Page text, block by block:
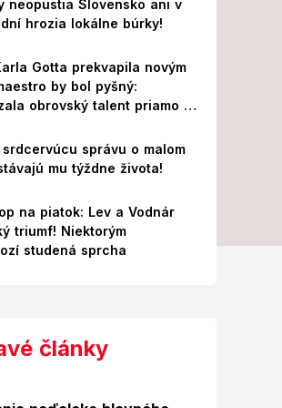
neopustia Slovensko ani v
hrozia lokálne búrky!
Gotta prekvapila novým
by bol pyšný:
obrovský talent priamo v
správu o malom
mu týždne života!
na piatok: Lev a Vodnár
triumf! Niektorým
studená sprcha
články